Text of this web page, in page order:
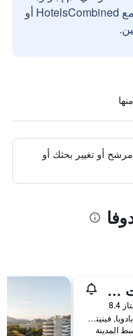
بواسطة مستخدمين حقيقيين مع HotelsCombined أو
أو تغيير بحثك أو
فندق بيست ويسترن بلص غاليليو بادوفا
8.4
Via Venezia 30, بادويا, فينيتو, إيطاليا